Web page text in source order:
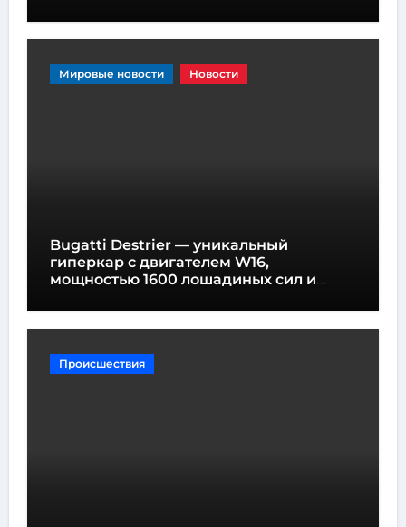
Мировые новости Новости
Bugatti Destrier — уникальный
гиперкар с двигателем W16,
мощностью 1600 лошадиных сил и
Происшествия